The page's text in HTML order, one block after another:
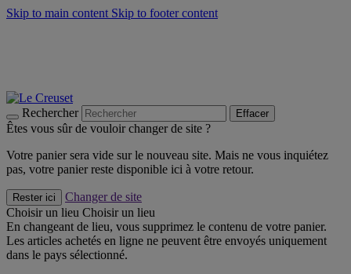
Skip to main content Skip to footer content
Rechercher Effacer
Êtes vous sûr de vouloir changer de site ?
Votre panier sera vide sur le nouveau site. Mais ne vous inquiétez
pas, votre panier reste disponible ici à votre retour.
Rester ici
Changer de site
Choisir un lieu Choisir un lieu
En changeant de lieu, vous supprimez le contenu de votre panier.
Les articles achetés en ligne ne peuvent être envoyés uniquement
dans le pays sélectionné.